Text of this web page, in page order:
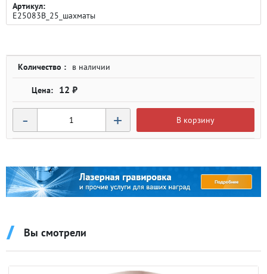
Артикул:
E25083B_25_шахматы
Количество : в наличии
12 ₽
- + В корзину
Вы смотрели